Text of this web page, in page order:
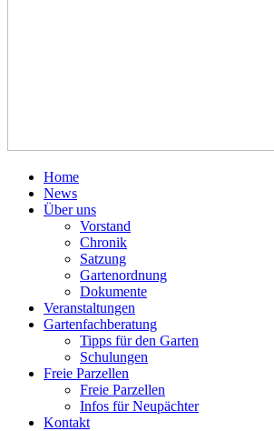
Home
News
Über uns
Vorstand
Chronik
Satzung
Gartenordnung
Dokumente
Veranstaltungen
Gartenfachberatung
Tipps für den Garten
Schulungen
Freie Parzellen
Freie Parzellen
Infos für Neupächter
Kontakt